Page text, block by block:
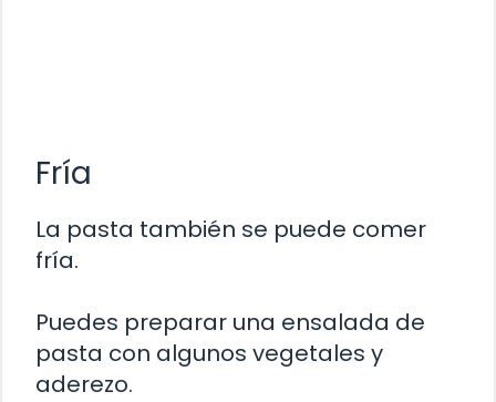
Fría
La pasta también se puede comer
fría.
Puedes preparar una ensalada de
pasta con algunos vegetales y
aderezo.